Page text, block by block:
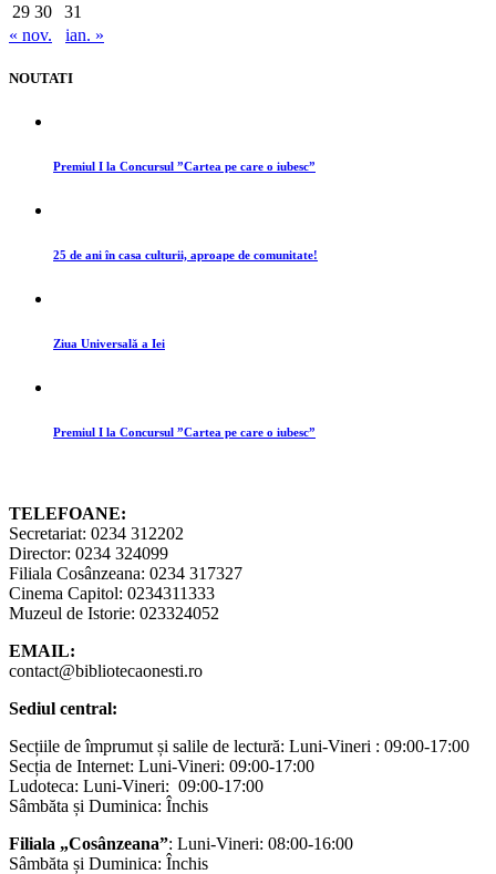
29 30
31
« nov.
ian. »
NOUTATI
Premiul I la Concursul ”Cartea pe care o iubesc”
25 de ani în casa culturii, aproape de comunitate!
Ziua Universală a Iei
Premiul I la Concursul ”Cartea pe care o iubesc”
TELEFOANE:
Secretariat: 0234 312202
Director: 0234 324099
Filiala Cosânzeana: 0234 317327
Cinema Capitol: 0234311333
Muzeul de Istorie: 023324052
EMAIL:
contact@bibliotecaonesti.ro
Sediul central:
Secțiile de împrumut și salile de lectură: Luni-Vineri : 09:00-17:00
Secția de Internet: Luni-Vineri: 09:00-17:00
Ludoteca: Luni-Vineri: 09:00-17:00
Sâmbăta și Duminica: Închis
Filiala „Cosânzeana”: Luni-Vineri: 08:00-16:00
Sâmbăta și Duminica: Închis